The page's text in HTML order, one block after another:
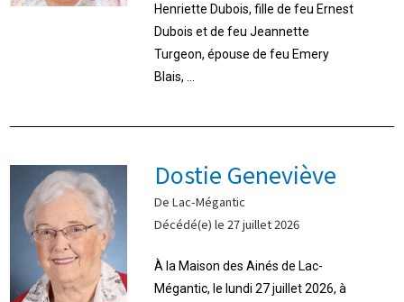
Henriette Dubois, fille de feu Ernest
Dubois et de feu Jeannette
Turgeon, épouse de feu Emery
Blais, ...
Dostie Geneviève
De Lac-Mégantic
Décédé(e) le 27 juillet 2026
À la Maison des Ainés de Lac-
Mégantic, le lundi 27 juillet 2026, à